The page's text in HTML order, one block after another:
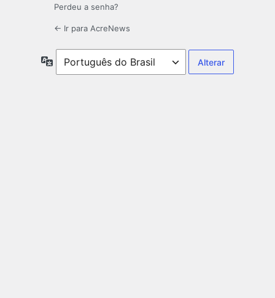
Perdeu a senha?
← Ir para AcreNews
Idioma